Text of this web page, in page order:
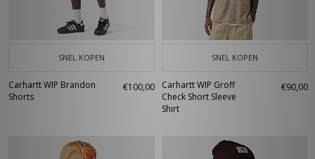
SNEL KOPEN
Carhartt WIP Brandon
Shorts
€100,00
SNEL KOPEN
Carhartt WIP Groff
Check Short Sleeve
Shirt
€90,00